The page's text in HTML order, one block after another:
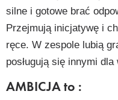
silne i gotowe brać
Przejmują inicjatywę i
ręce. W zespole lubią
posługują się innymi dla
AMBICJA to :